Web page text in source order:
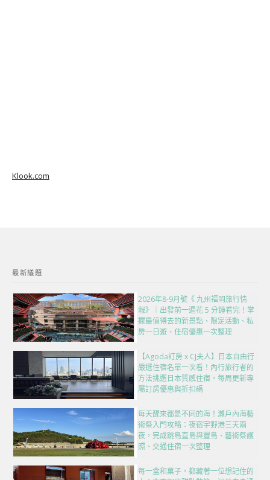
Klook.com
最新議題
2026年8-9月號《 九州福岡旅行情
報》｜出發前一週花 5 分鐘看完！掌
握最值得去的新景點、限定活動、私
房一日遊、住宿優惠一次整理
【Agoda訂房 x CJ夫人】日本自由行
嚴選住宿名單一次看！內行旅行者的
方法挑選日本質感住宿，每周更新專
屬訂房優惠與折扣碼
每天醒來都是不同的海！瀨戶內海藝
術祭入門攻略：夜宿宇野港三天兩
夜，完成跳島直島與豐島、藝術祭護
照、交通住宿一次整理
每一盒和菓子，都藏著一位想記住的